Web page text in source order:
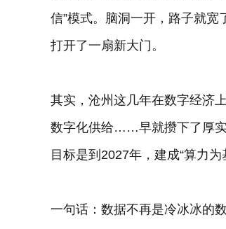
信”模式。脑洞一开，路子就
打开了一扇新大门。
其实，沧州这几年在数字经济
数字化供给……早就攒下了厚实
目标是到2027年，建成“算力
一句话：数据不再是冷冰冰的